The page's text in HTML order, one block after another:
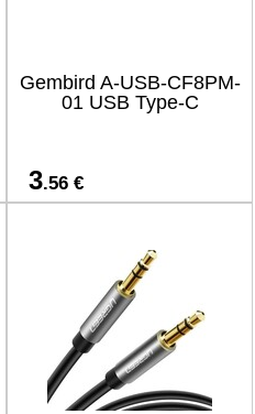
Gembird A-USB-CF8PM-
01 USB Type-C
3.56 €